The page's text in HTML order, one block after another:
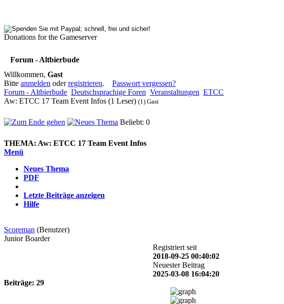
Donations for the Gameserver
Forum - Altbierbude
Willkommen, Gast
Bitte anmelden oderregistrieren. Passwort vergessen?
Forum - Altbierbude Deutschsprachige Foren Veranstaltungen ETCC
Aw: ETCC 17 Team Event Infos (1 Leser) (1) Gast
Beliebt: 0
THEMA: Aw: ETCC 17 Team Event Infos
Menü
Neues Thema
PDF
Letzte Beiträge anzeigen
Hilfe
Scoreman (Benutzer)
Junior Boarder
Registriert seit
2018-09-25 00:40:02
Neuester Beitrag
2025-03-08 16:04:20
Beiträge: 29